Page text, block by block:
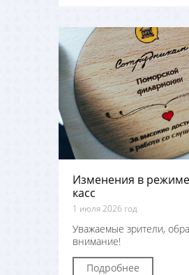
Изменения в
касс
1 июля 2026 год
Уважаемые зрители,
внимание!
Подробнее